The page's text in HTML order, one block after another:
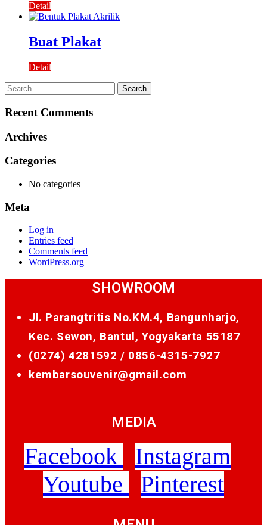
Detail
Buat Plakat
Detail
Search
for:
Recent Comments
Archives
Categories
No categories
Meta
Log in
Entries feed
Comments feed
WordPress.org
SHOWROOM
Jl. Parangtritis No.KM.4, Bangunharjo,
Kec. Sewon, Bantul, Yogyakarta 55187
(0274) 4281592 / 0856-4315-7927
kembarsouvenir@gmail.com
MEDIA
Facebook
Instagram
Youtube
Pinterest